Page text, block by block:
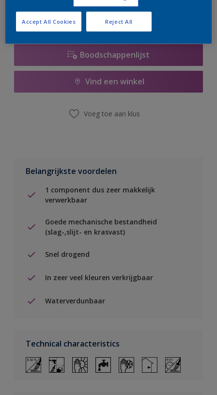
Boodschappenlijst
Vind een winkel
Voeg toe aan klus
Belangrijkste voordelen
1 component dus zeer makkelijk
verwerkbaar
Goede mechanische bestandheid
(slag-,slijt- en krasvast)
Snel drogend
In zeer veel kleuren verkrijgbaar
Waterverdunbaar
Technical characteristics
Reject All
Accept All Cookies